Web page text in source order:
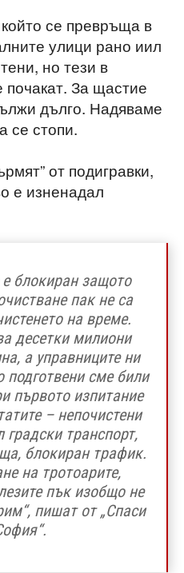
се превръща в
улици рано иил
но тези в
почакат. За щастие
дълго. Надяваме
се стопи.
от подигравки,
е изненадал
блокиран защото
пак не са
на време.
десетки милиони
а управниците ни
подготвени сме били
първото изпитание
– непочистени
градски транспорт,
блокиран трафик.
на тротоарите,
пък изобщо не
пишат от „Спаси